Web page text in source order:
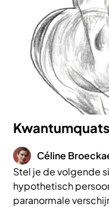
Afbeelding
Céline
Stel je de volgende
hypothetisch
paranormale